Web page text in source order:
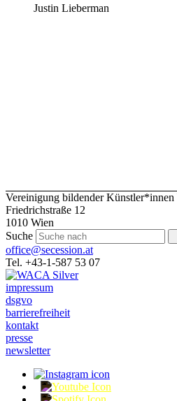
Justin Lieberman
Vereinigung bildender Künstler*innen
Friedrichstraße 12
1010 Wien
Suche
office@secession.at
Tel. +43-1-587 53 07
impressum
dsgvo
barrierefreiheit
kontakt
presse
newsletter